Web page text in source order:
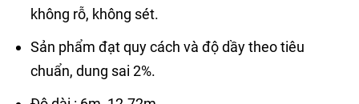
không rỗ, không sét.
Sản phẩm đạt quy cách và độ dầy theo tiêu
chuẩn, dung sai 2%.